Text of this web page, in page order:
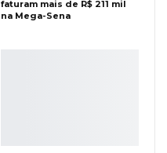
faturam mais de R$ 211 mil
na Mega-Sena